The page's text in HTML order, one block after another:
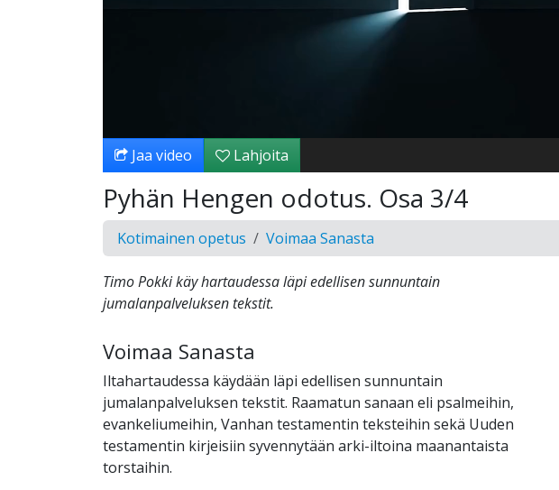
Video
Jaa video Lahjoita
Pyhän Hengen odotus. Osa 3/4
Kotimainen opetus Voimaa Sanasta
Timo Pokki käy hartaudessa läpi edellisen sunnuntain
jumalanpalveluksen tekstit.
Voimaa Sanasta
Iltahartaudessa käydään läpi edellisen sunnuntain
jumalanpalveluksen tekstit. Raamatun sanaan eli psalmeihin,
evankeliumeihin, Vanhan testamentin teksteihin sekä Uuden
testamentin kirjeisiin syvennytään arki-iltoina maanantaista
torstaihin.